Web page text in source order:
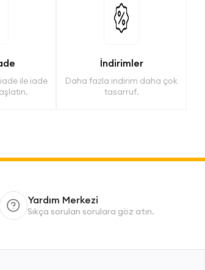
ile iade
İndirimler
Daha fazla indirim daha çok
tasarruf.
Yardım Merkezi
Sıkça sorulan sorulara göz atın.